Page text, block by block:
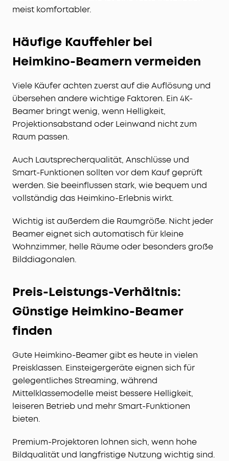
meist komfortabler.
Häufige Kauffehler bei
Heimkino-Beamern vermeiden
Viele Käufer achten zuerst auf die Auflösung und
übersehen andere wichtige Faktoren. Ein 4K-
Beamer bringt wenig, wenn Helligkeit,
Projektionsabstand oder Leinwand nicht zum
Raum passen.
Auch Lautsprecherqualität, Anschlüsse und
Smart-Funktionen sollten vor dem Kauf geprüft
werden. Sie beeinflussen stark, wie bequem und
vollständig das Heimkino-Erlebnis wirkt.
Wichtig ist außerdem die Raumgröße. Nicht jeder
Beamer eignet sich automatisch für kleine
Wohnzimmer, helle Räume oder besonders große
Bilddiagonalen.
Preis-Leistungs-Verhältnis:
Günstige Heimkino-Beamer
finden
Gute Heimkino-Beamer gibt es heute in vielen
Preisklassen. Einsteigergeräte eignen sich für
gelegentliches Streaming, während
Mittelklassemodelle meist bessere Helligkeit,
leiseren Betrieb und mehr Smart-Funktionen
bieten.
Premium-Projektoren lohnen sich, wenn hohe
Bildqualität und langfristige Nutzung wichtig sind.